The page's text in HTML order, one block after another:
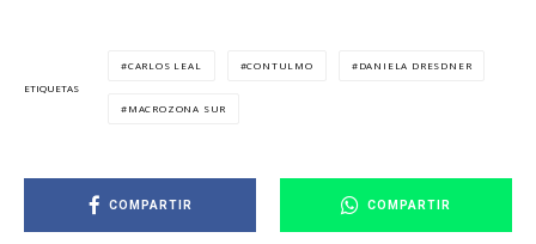
ETIQUETAS
CARLOS LEAL CONTULMO DANIELA DRESDNER
MACROZONA SUR
COMPARTIR COMPARTIR